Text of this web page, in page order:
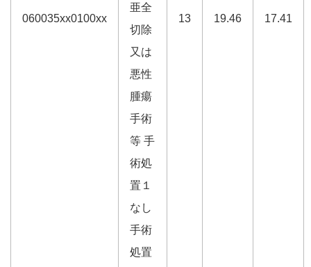
060035xx0100xx
亜全
切除
又は
悪性
腫瘍
手術
等 手
術処
置１
なし
手術
処置
13 19.46 17.41